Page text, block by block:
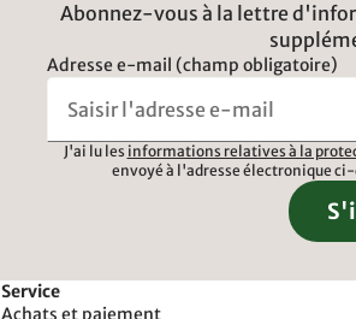
Abonnez-vous à la lettre
Adresse e-mail (champ obligatoire)
J'ai lu les informations relatives à la
envoyé à l'adresse électronique
Service
Achats et paiement